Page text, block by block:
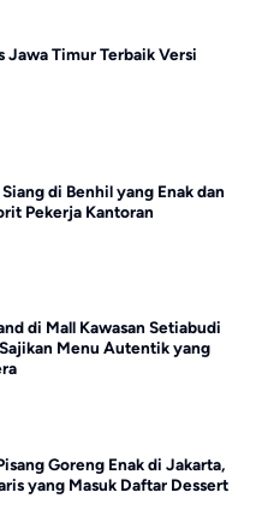
Jawa Timur Terbaik Versi
di Benhil yang Enak dan
Pekerja Kantoran
di Mall Kawasan Setiabudi
Menu Autentik yang
Goreng Enak di Jakarta,
yang Masuk Daftar Dessert